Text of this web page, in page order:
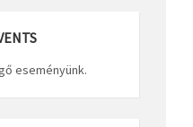
eseményünk.